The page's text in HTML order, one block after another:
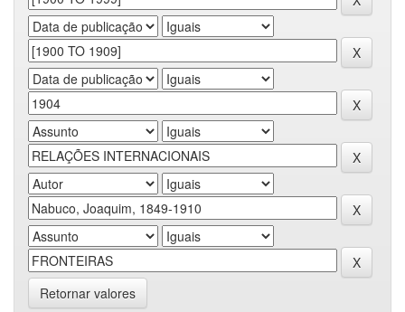
Retornar valores